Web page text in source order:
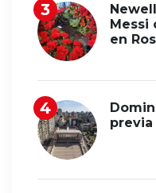
Messi
en